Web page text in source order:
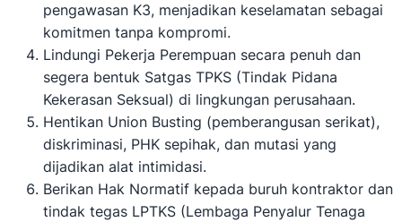
pengawasan K3, menjadikan keselamatan sebagai
komitmen tanpa kompromi.
Lindungi Pekerja Perempuan secara penuh dan
segera bentuk Satgas TPKS (Tindak Pidana
Kekerasan Seksual) di lingkungan perusahaan.
Hentikan Union Busting (pemberangusan serikat),
diskriminasi, PHK sepihak, dan mutasi yang
dijadikan alat intimidasi.
Berikan Hak Normatif kepada buruh kontraktor dan
tindak tegas LPTKS (Lembaga Penyalur Tenaga